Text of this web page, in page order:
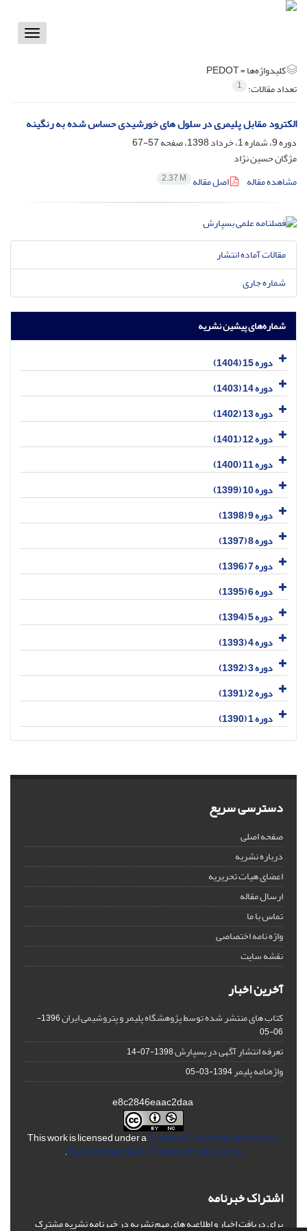
Toggle
کلیدواژه‌ها =PEDOT
تعداد مقالات: 1
الکترود مقابل پلیمری در سلول های خورشیدی حساس شده به رنگینه
دوره 9، شماره 1، خرداد 1398، صفحه
57-67
مژگان حسین نژاد
مشاهده مقاله
اصل مقاله 2.37 M
مقالات آماده انتشار
شماره جاری
شماره‌های پیشین نشریه
دوره 15 (1404)
دوره 14 (1403)
دوره 13 (1402)
دوره 12 (1401)
دوره 11 (1400)
دوره 10 (1399)
دوره 9 (1398)
دوره 8 (1397)
دوره 7 (1396)
دوره 6 (1395)
دوره 5 (1394)
دوره 4 (1393)
دوره 3 (1392)
دوره 2 (1391)
دوره 1 (1390)
دسترسی سریع
صفحه اصلی
درباره نشریه
اعضای هیات تحریریه
ارسال مقاله
تماس با ما
واژه نامه اختصاصی
نقشه سایت
آخرین اخبار
کتاب های منتشر شده توسط پژوهشگاه پلیمر و پتروشیمی ایران
1396-
06-05
تعرفه انتشار آگهی در بسپارش1398-07-14
واژه‌نامه پلیمر1394-03-05
This work is licensed under aCreative Commons Attribution-
NonCommercial 4.0 International License
.
اشتراک خبرنامه
برای دریافت اخبار و اطلاعیه های مهم نشریه در خبرنامه نشریه مشترک